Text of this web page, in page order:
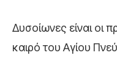
Δυσοίωνες είναι οι
καιρό του Αγίου